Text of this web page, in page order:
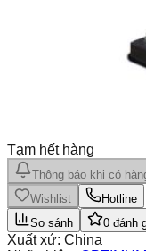
Tạm hết hàng
Thông báo khi có
Wishlist
Hotline
So sánh
0 đánh
Xuất xứ: China